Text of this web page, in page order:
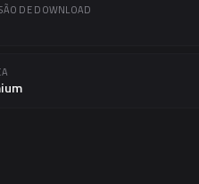
DE DOWNLOAD